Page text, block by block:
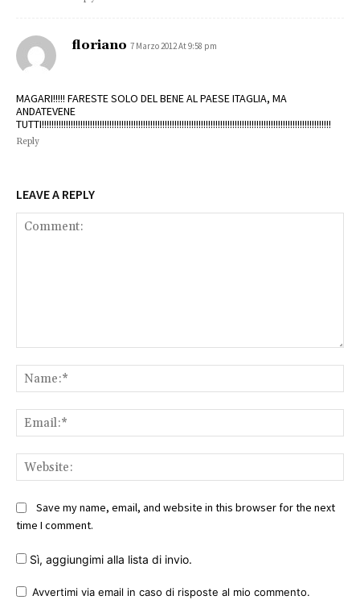
floriano 7 Marzo 2012 At 9:58 pm
MAGARI!!!!! FARESTE SOLO DEL BENE AL PAESE ITAGLIA, MA
ANDATEVENE
TUTTI!!!!!!!!!!!!!!!!!!!!!!!!!!!!!!!!!!!!!!!!!!!!!!!!!!!!!!!!!!!!!!!!!!!!!!!!!!!!!!!!!!!!!!!!!!!!!!!!!!!!!!!!!!!!!!!!!!!!!!!!
Reply
LEAVE A REPLY
Save my name, email, and website in this browser for the next
time I comment.
Sì, aggiungimi alla lista di invio.
Avvertimi via email in caso di risposte al mio commento.